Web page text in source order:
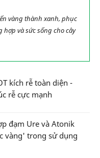
vàng thành xanh, phục
và sức sống cho cây
kích rễ toàn diện -
rễ cực mạnh
đạm Ure và Atonik
vàng' trong sử dụng